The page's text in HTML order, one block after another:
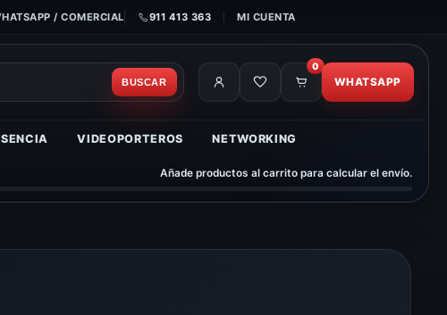
/ COMERCIAL 911 413 363 MI CUENTA
BUSCAR
0
WHATSAPP
VIDEOPORTEROS NETWORKING
Añade productos al carrito para calcular el envío.